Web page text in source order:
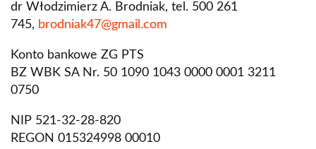
dr Włodzimierz A. Brodniak, tel. 500 261
745, brodniak47@gmail.com
Konto bankowe ZG PTS
BZ WBK SA Nr. 50 1090 1043 0000 0001 3211
0750
NIP 521-32-28-820
REGON 015324998 00010